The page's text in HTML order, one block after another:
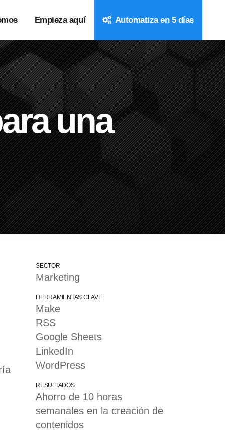
Empieza aquí Automatiza en 5 días
una
SECTOR
Marketing
HERRAMIENTAS CLAVE
Make
RSS
Google Sheets
LinkedIn
WordPress
RESULTADOS
Ahorro de 10 horas
semanales en la creación de
contenidos